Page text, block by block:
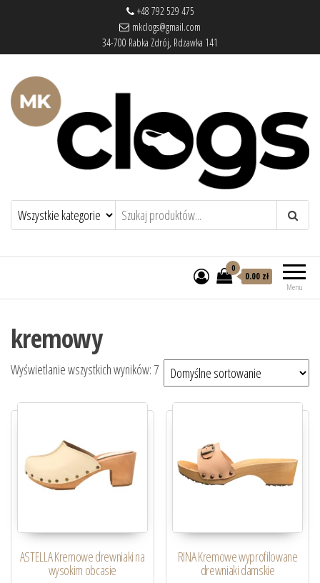
+48 792 529 475
mkclogs@gmail.com
34-700 Rabka Zdrój, Rdzawka 141
mkclogs – sklep obuwniczysklep obuwniczy – drewniaki, buty
medyczne, pantofle, klapki
Menu
0
0.00 zł
kremowy
Wyświetlanie wszystkich wyników: 7
ASTELLA Kremowe drewniaki na
wysokim obcasie
RINA Kremowe wyprofilowane
drewniaki damskie